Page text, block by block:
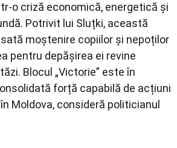
o criză economică, energetică și
Potrivit lui Sluțki, această
moștenire copiilor și nepoților
pentru depășirea ei revine
Blocul „Victorie” este în
forță capabilă de acțiuni
Moldova, consideră politicianul